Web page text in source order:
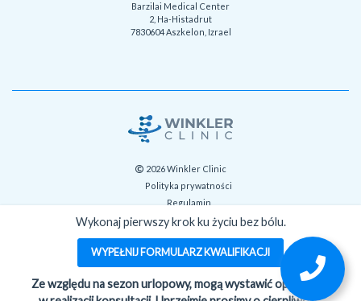
Wykonaj pierwszy krok ku życiu bez bólu.
WYPEŁNIJ FORMULARZ KWALIFIKACJI
Ze względu na sezon urlopowy, mogą wystawić opóźniania
Barzilai Medical Center
2, Ha-Histadrut
7830604 Aszkelon, Izrael
2026 Winkler Clinic
Polityka prywatności
Regulamin
Wykonanie:
OnlineIdea